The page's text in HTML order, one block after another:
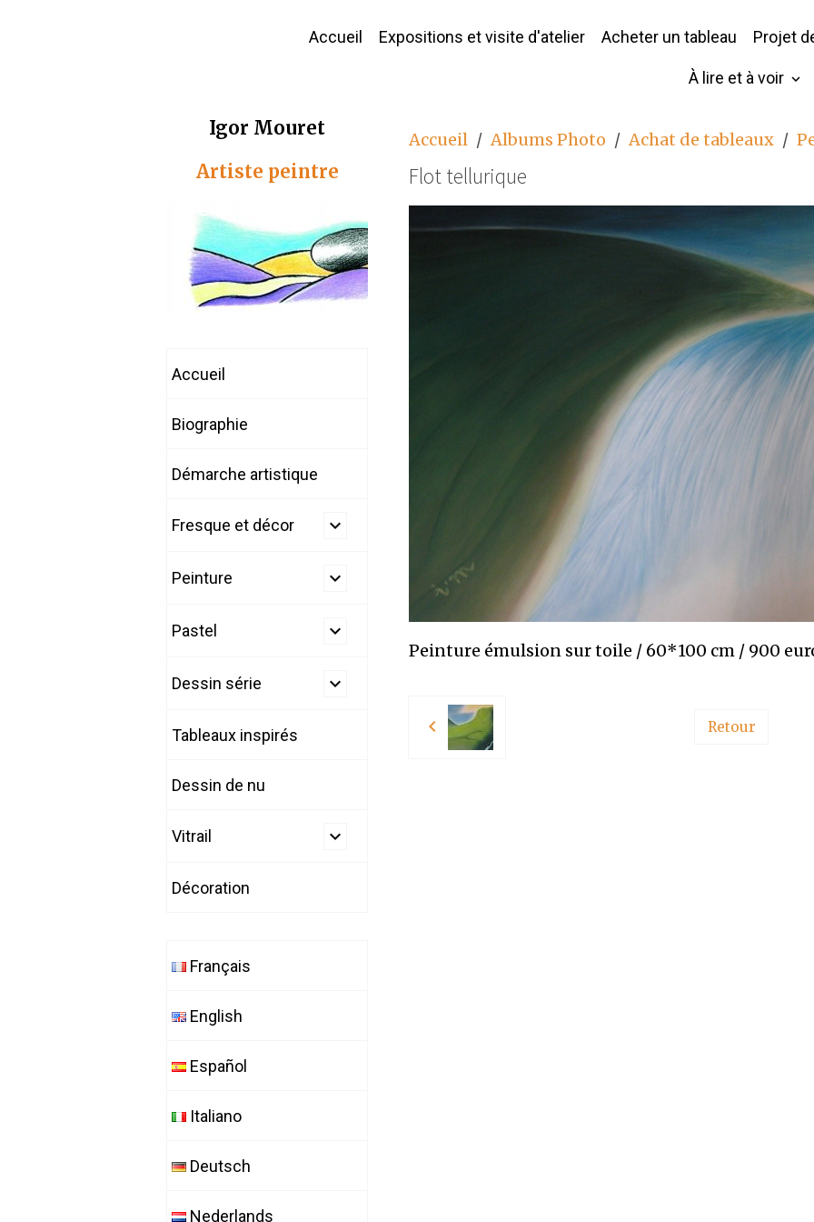
Accueil Expositions et visite d'atelier Acheter un tableau Projet
À lire et à voir
Accueil Albums Photo Achat de tableaux
Flot tellurique
Peinture émulsion sur toile / 60*100 cm / 900
Retour
Igor Mouret
Artiste peintre
Accueil
Biographie
Démarche artistique
Fresque et décor
Peinture
Pastel
Dessin série
Tableaux inspirés
Dessin de nu
Vitrail
Décoration
Français
English
Español
Italiano
Deutsch
Nederlands